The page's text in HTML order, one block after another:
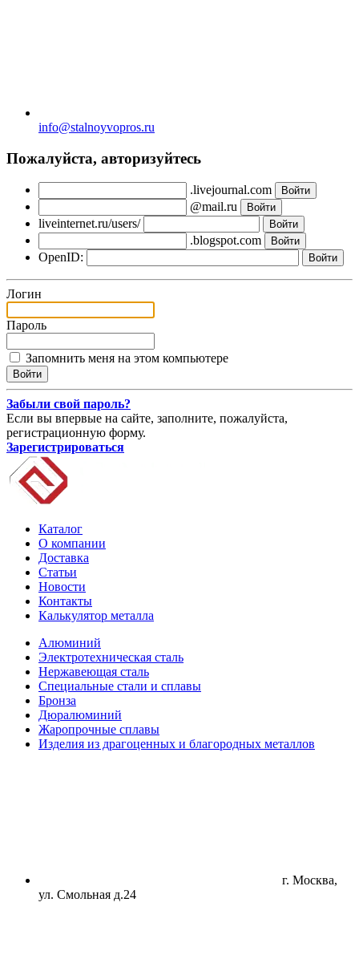
info@stalnoyvopros.ru
Пожалуйста, авторизуйтесь
.livejournal.com
@mail.ru
liveinternet.ru/users/
.blogspot.com
OpenID:
Логин
Пароль
Запомнить меня на этом компьютере
Забыли свой пароль?
Если вы впервые на сайте, заполните, пожалуйста,
регистрационную форму.
Зарегистрироваться
Каталог
О компании
Доставка
Статьи
Новости
Контакты
Калькулятор металла
Алюминий
Электротехническая сталь
Нержавеющая сталь
Специальные стали и сплавы
Бронза
Дюралюминий
Жаропрочные сплавы
Изделия из драгоценных и благородных металлов
г. Москва,
ул. Смольная д.24